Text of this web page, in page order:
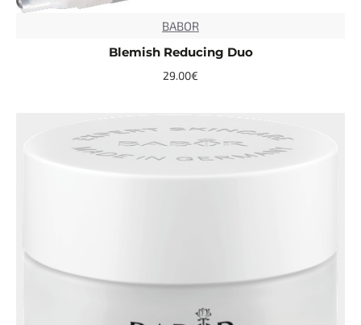
BABOR
Blemish Reducing Duo
29.00€